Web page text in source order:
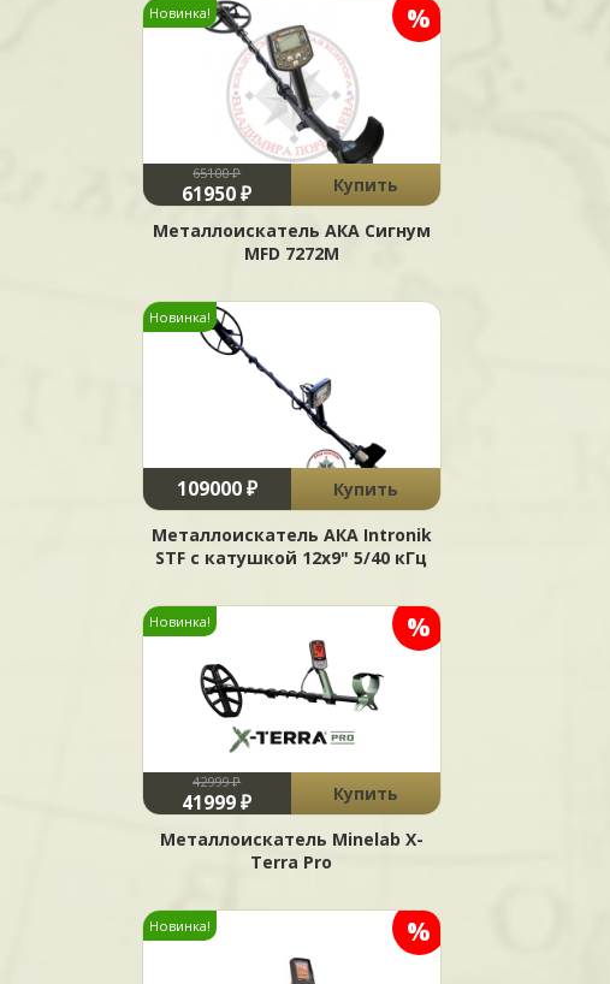
%
Новинка!
65100 ₽
61950 ₽
Купить
Металлоискатель АКА Сигнум
MFD 7272М
Новинка!
109000 ₽
Купить
Металлоискатель АКА Intronik
STF c катушкой 12x9" 5/40 кГц
%
Новинка!
42999 ₽
41999 ₽
Купить
Металлоискатель Minelab X-
Terra Pro
%
Новинка!